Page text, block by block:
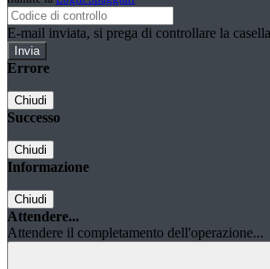
E-mail inviata, si prega di controllare la
Errore
Chiudi
Successo
Chiudi
Informazione
Chiudi
Attendere...
Attendere il completamento dell'operazione...